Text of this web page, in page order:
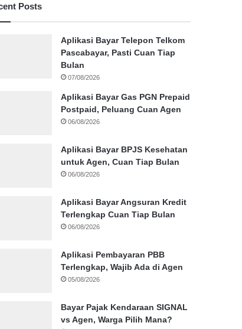
Posts
Aplikasi Bayar Telepon Telkom
Pascabayar, Pasti Cuan Tiap
Bulan
07/08/2026
Aplikasi Bayar Gas PGN Prepaid
Postpaid, Peluang Cuan Agen
06/08/2026
Aplikasi Bayar BPJS Kesehatan
untuk Agen, Cuan Tiap Bulan
06/08/2026
Aplikasi Bayar Angsuran Kredit
Terlengkap Cuan Tiap Bulan
06/08/2026
Aplikasi Pembayaran PBB
Terlengkap, Wajib Ada di Agen
05/08/2026
Bayar Pajak Kendaraan SIGNAL
vs Agen, Warga Pilih Mana?